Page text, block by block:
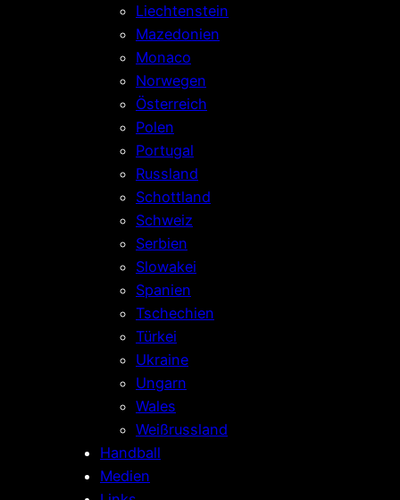
Liechtenstein
Mazedonien
Monaco
Norwegen
Österreich
Polen
Portugal
Russland
Schottland
Schweiz
Serbien
Slowakei
Spanien
Tschechien
Türkei
Ukraine
Ungarn
Wales
Weißrussland
Handball
Medien